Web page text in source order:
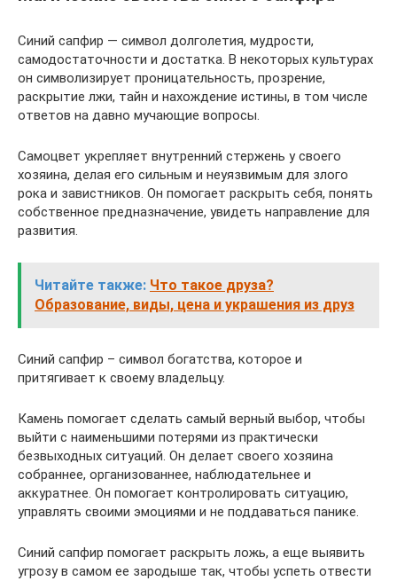
Синий сапфир — символ долголетия, мудрости,
самодостаточности и достатка. В некоторых культурах
он символизирует проницательность, прозрение,
раскрытие лжи, тайн и нахождение истины, в том числе
ответов на давно мучающие вопросы.
Самоцвет укрепляет внутренний стержень у своего
хозяина, делая его сильным и неуязвимым для злого
рока и завистников. Он помогает раскрыть себя, понять
собственное предназначение, увидеть направление для
развития.
Читайте также: Что такое друза?
Образование, виды, цена и украшения из друз
Синий сапфир – символ богатства, которое и
притягивает к своему владельцу.
Камень помогает сделать самый верный выбор, чтобы
выйти с наименьшими потерями из практически
безвыходных ситуаций. Он делает своего хозяина
собраннее, организованнее, наблюдательнее и
аккуратнее. Он помогает контролировать ситуацию,
управлять своими эмоциями и не поддаваться панике.
Синий сапфир помогает раскрыть ложь, а еще выявить
угрозу в самом ее зародыше так, чтобы успеть отвести